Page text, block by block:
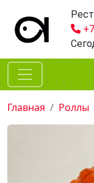
Главная Роллы